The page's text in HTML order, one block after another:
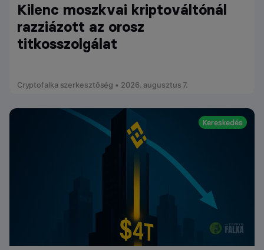
Kilenc moszkvai kriptováltónál
razziázott az orosz
titkosszolgálat
Cryptofalka szerkesztőség • 2026. augusztus 7.
Kereskedés